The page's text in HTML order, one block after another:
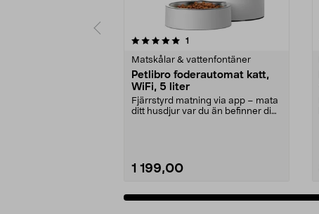
1
Matskålar & vattenfontäner
Petlibro foderautomat katt,
WiFi, 5 liter
Fjärrstyrd matning via app – mata
ditt husdjur var du än befinner dig.
1 199,00
5.0av 5 stjärnor